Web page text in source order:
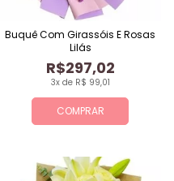
COMPRAR
3x de R$ 99,01
R$297,02
Buquê Com Girassóis E Rosas
Lilás